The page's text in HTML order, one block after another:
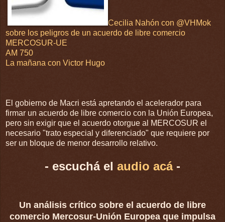
Cecilia Nahón con @VHMok
sobre los peligros de un acuerdo de libre comercio
MERCOSUR-UE
AM 750
La mañana con Victor Hugo
El gobierno de Macri está apretando el acelerador para
firmar un acuerdo de libre comercio con la Unión Europea,
pero sin exigir que el acuerdo otorgue al MERCOSUR el
necesario "trato especial y diferenciado" que requiere por
ser un bloque de menor desarrollo relativo.
- escuchá el audio acá-
Un análisis crítico sobre el acuerdo de libre
comercio Mercosur-Unión Europea que impulsa